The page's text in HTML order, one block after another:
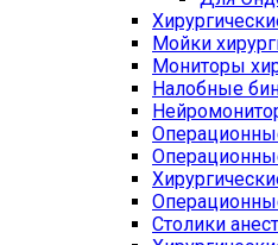
Мойки
Мониторы
Налобные
Столики